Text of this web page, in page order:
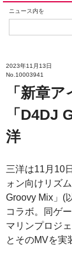
ニュース内を
2023年11月13日
No.10003941
「新章
「D4DJ
洋
三洋は11月10
ォン向けリズ
Groovy Mix」(
コラボ。同ゲ
マリンプロジ
とそのMVを実